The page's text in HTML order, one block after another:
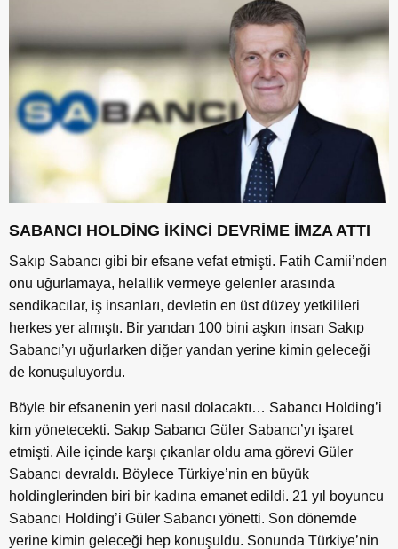
SABANCI HOLDİNG İKİNCİ DEVRİME İMZA ATTI
Sakıp Sabancı gibi bir efsane vefat etmişti. Fatih Camii’nden
onu uğurlamaya, helallik vermeye gelenler arasında
sendikacılar, iş insanları, devletin en üst düzey yetkilileri
herkes yer almıştı. Bir yandan 100 bini aşkın insan Sakıp
Sabancı’yı uğurlarken diğer yandan yerine kimin geleceği
de konuşuluyordu.
Böyle bir efsanenin yeri nasıl dolacaktı… Sabancı Holding’i
kim yönetecekti. Sakıp Sabancı Güler Sabancı’yı işaret
etmişti. Aile içinde karşı çıkanlar oldu ama görevi Güler
Sabancı devraldı. Böylece Türkiye’nin en büyük
holdinglerinden biri bir kadına emanet edildi. 21 yıl boyuncu
Sabancı Holding’i Güler Sabancı yönetti. Son dönemde
yerine kimin geleceği hep konuşuldu. Sonunda Türkiye’nin